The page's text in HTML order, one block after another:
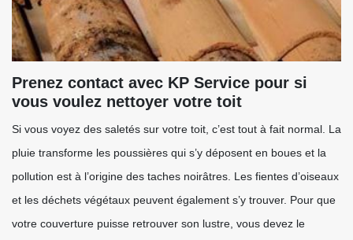
Prenez contact avec KP Service pour si
vous voulez nettoyer votre toit
Si vous voyez des saletés sur votre toit, c’est tout à fait normal. La
pluie transforme les poussières qui s’y déposent en boues et la
pollution est à l’origine des taches noirâtres. Les fientes d’oiseaux
et les déchets végétaux peuvent également s’y trouver. Pour que
votre couverture puisse retrouver son lustre, vous devez le